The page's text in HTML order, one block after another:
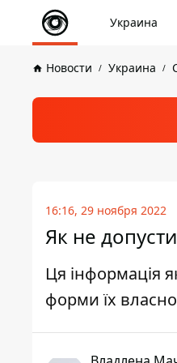
Украина
Новости Украина
16:16, 29 ноября 2022
Як не
Ця інформація
форми їх